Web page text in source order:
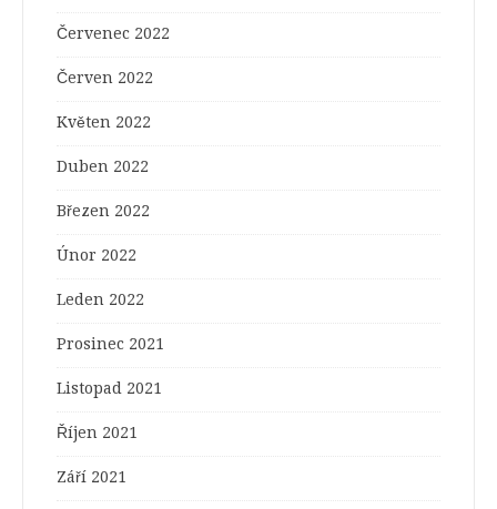
Červenec 2022
Červen 2022
Květen 2022
Duben 2022
Březen 2022
Únor 2022
Leden 2022
Prosinec 2021
Listopad 2021
Říjen 2021
Září 2021